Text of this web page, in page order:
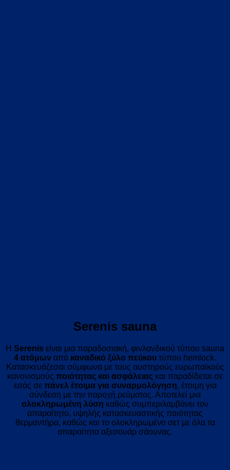
Serenis sauna
Η Serenis είναι μια παραδοσιακή, φινλανδικού τύπου sauna
4 ατόμων από καναδικό ξύλο πεύκου τύπου hemlock.
Κατασκευάζεσαι σύμφωνα με τους αυστηρούς ευρωπαϊκούς
κανονισμούς ποιότητας και ασφάλειας και παραδίδεται σε
εσάς σε πάνελ έτοιμα για συναρμολόγηση, έτοιμη για
σύνδεση με την παροχή ρεύματος. Αποτελεί μια
ολοκληρωμένη λύση καθώς συμπεριλαμβάνει τον
απαραίτητο, υψηλής κατασκευαστικής ποιότητας
θερμαντήρα, καθώς και το ολοκληρωμένο σετ με όλα τα
απαραίτητα αξεσουάρ σάουνας.